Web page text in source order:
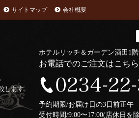
サイトマップ 会社概要
ホテルリッチ＆ガーデン酒田1
お電話でのご注文はこち
予約期限/お届け日の3日前正
受付時間/9:00〜17:00(店休日を